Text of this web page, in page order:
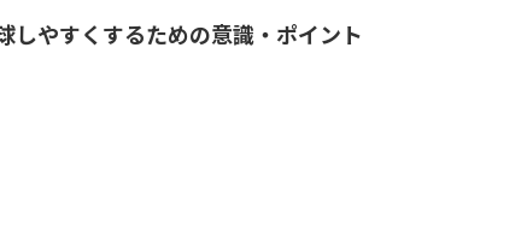
しやすくするための意識・ポイント